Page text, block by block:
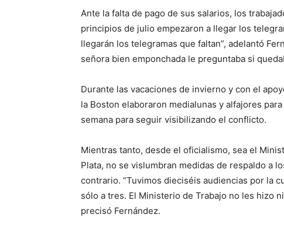
Ante la falta de pago de sus salarios, los
principios de julio empezaron a llegar los
llegarán los telegramas que faltan”, adelantó
señora bien emponchada le preguntaba si
Durante las vacaciones de invierno y con el
la Boston elaboraron medialunas y alfajores
semana para seguir visibilizando el conflicto.
Mientras tanto, desde el oficialismo, sea el
Plata, no se vislumbran medidas de respaldo a
contrario. “Tuvimos dieciséis audiencias por la
sólo a tres. El Ministerio de Trabajo no les hizo
precisó Fernández.